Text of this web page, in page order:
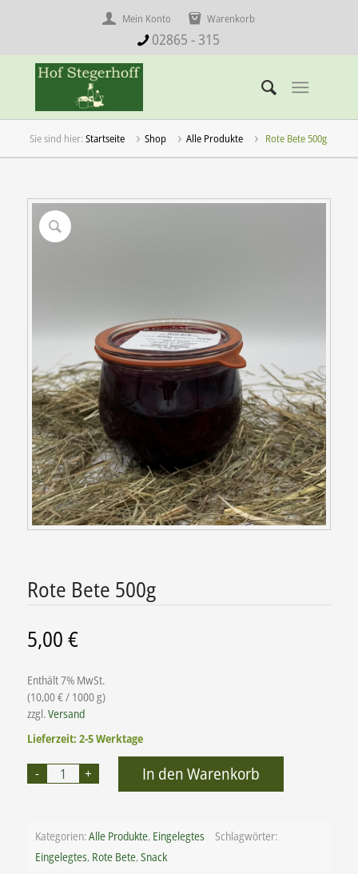
Mein Konto Warenkorb
02865 - 315
Startseite Shop Alle Produkte Rote Bete 500g
Rote Bete 500g
5,00€
Enthält 7% MwSt.
(10,00€/ 1000 g)
zzgl.Versand
Lieferzeit: 2-5 Werktage
In den Warenkorb
Kategorien:Alle Produkte, Eingelegtes
Schlagwörter:
Eingelegtes, Rote Bete,Snack